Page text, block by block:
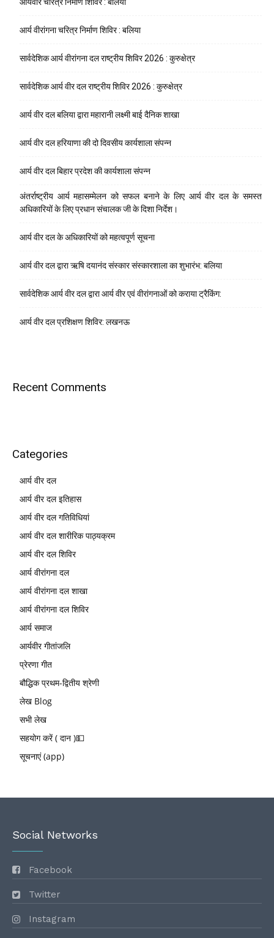
आर्य वीरांगना चरित्र निर्माण शिविर : बलिया
सार्वदेशिक आर्य वीरांगना दल राष्ट्रीय शिविर 2026 : कुरुक्षेत्र
सार्वदेशिक आर्य वीर दल राष्ट्रीय शिविर 2026 : कुरुक्षेत्र
आर्य वीर दल बलिया द्वारा महारानी लक्ष्मी बाई दैनिक शाखा
आर्य वीर दल हरियाणा की दो दिवसीय कार्यशाला संपन्न
आर्य वीर दल बिहार प्रदेश की कार्यशाला संपन्न
अंतर्राष्ट्रीय आर्य महासम्मेलन को सफल बनाने के लिए आर्य वीर दल के समस्त
अधिकारियों के लिए प्रधान संचालक जी के दिशा निर्देश।
आर्य वीर दल के अधिकारियों को महत्वपूर्ण सूचना
आर्य वीर दल द्वारा ऋषि दयानंद संस्कार संस्कारशाला का शुभारंभ: बलिया
सार्वदेशिक आर्य वीर दल द्वारा आर्य वीर एवं वीरांगनाओं को कराया ट्रैकिंग:
आर्य वीर दल प्रशिक्षण शिविर: लखनऊ
Recent Comments
Categories
आर्य वीर दल
आर्य वीर दल इतिहास
आर्य वीर दल गतिविधियां
आर्य वीर दल शारीरिक पाठ्यक्रम
आर्य वीर दल शिविर
आर्य वीरांगना दल
आर्य वीरांगना दल शाखा
आर्य वीरांगना दल शिविर
आर्य समाज
आर्यवीर गीतांजलि
प्रेरणा गीत
बौद्धिक प्रथम-द्वितीय श्रेणी
लेख Blog
सभी लेख
सहयोग करें ( दान )💵
सूचनाएं (app)
Social Networks
Facebook
Twitter
Instagram